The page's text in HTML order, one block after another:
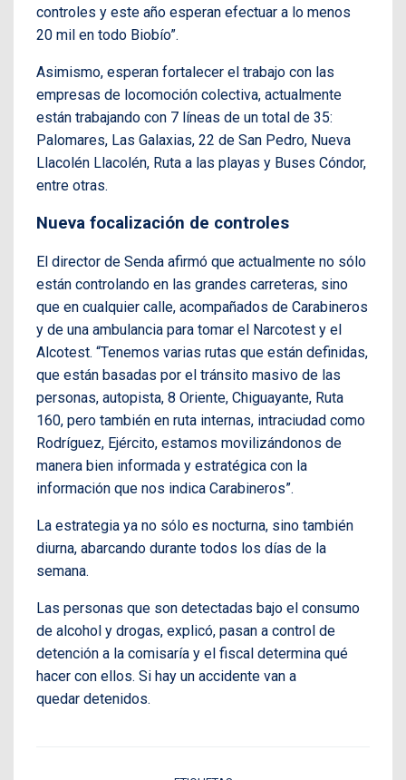
controles y este año esperan efectuar a lo menos
20 mil en todo Biobío”.
Asimismo, esperan fortalecer el trabajo con las
empresas de locomoción colectiva, actualmente
están trabajando con 7 líneas de un total de 35:
Palomares, Las Galaxias, 22 de San Pedro, Nueva
Llacolén Llacolén, Ruta a las playas y Buses Cóndor,
entre otras.
Nueva focalización de controles
El director de Senda afirmó que actualmente no sólo
están controlando en las grandes carreteras, sino
que en cualquier calle, acompañados de Carabineros
y de una ambulancia para tomar el Narcotest y el
Alcotest. “Tenemos varias rutas que están definidas,
que están basadas por el tránsito masivo de las
personas, autopista, 8 Oriente, Chiguayante, Ruta
160, pero también en ruta internas, intraciudad como
Rodríguez, Ejército, estamos movilizándonos de
manera bien informada y estratégica con la
información que nos indica Carabineros”.
La estrategia ya no sólo es nocturna, sino también
diurna, abarcando durante todos los días de la
semana.
Las personas que son detectadas bajo el consumo
de alcohol y drogas, explicó, pasan a control de
detención a la comisaría y el fiscal determina qué
hacer con ellos. Si hay un accidente van a
quedar detenidos.